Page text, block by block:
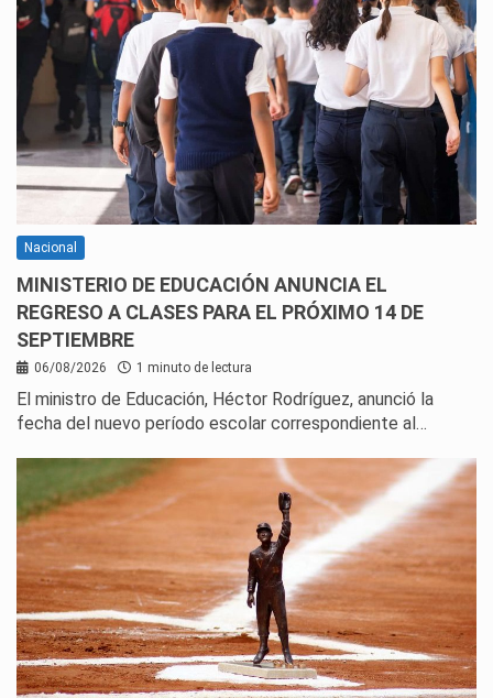
Nacional
MINISTERIO DE EDUCACIÓN ANUNCIA EL
REGRESO A CLASES PARA EL PRÓXIMO 14 DE
SEPTIEMBRE
06/08/2026 1 minuto de lectura
El ministro de Educación, Héctor Rodríguez, anunció la
fecha del nuevo período escolar correspondiente al…